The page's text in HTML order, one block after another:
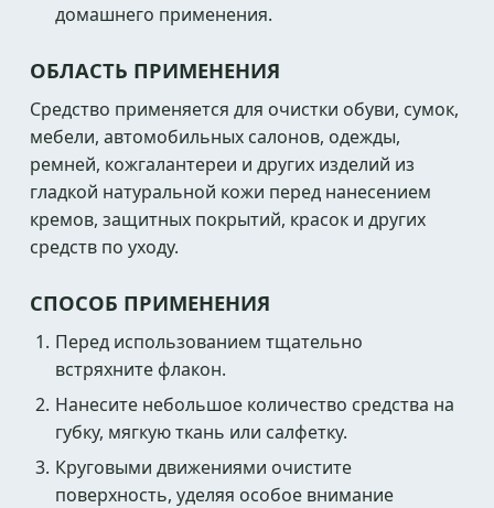
домашнего применения.
ОБЛАСТЬ ПРИМЕНЕНИЯ
Средство применяется для очистки обуви, сумок,
мебели, автомобильных салонов, одежды,
ремней, кожгалантереи и других изделий из
гладкой натуральной кожи перед нанесением
кремов, защитных покрытий, красок и других
средств по уходу.
СПОСОБ ПРИМЕНЕНИЯ
Перед использованием тщательно
встряхните флакон.
Нанесите небольшое количество средства на
губку, мягкую ткань или салфетку.
Круговыми движениями очистите
поверхность, уделяя особое внимание